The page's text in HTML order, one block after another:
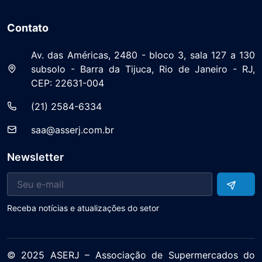
Contato
Av. das Américas, 2480 - bloco 3, sala 127 a 130
subsolo - Barra da Tijuca, Rio de Janeiro - RJ,
CEP: 22631-004
(21) 2584-6334
saa@asserj.com.br
Newsletter
Receba notícias e atualizações do setor
© 2025 ASERJ – Associação de Supermercados do